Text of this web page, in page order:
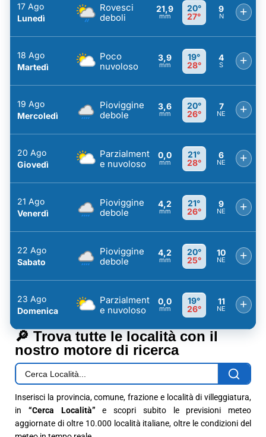
17 Ago
Lunedì
Rovesci
deboli
21,9
mm
20°
27°
9
N +
18 Ago
Martedì
Poco
nuvoloso
3,9
mm
19°
28°
4
S +
19 Ago
Mercoledì
Pioviggine
debole
3,6
mm
20°
26°
7
NE +
20 Ago
Giovedì
Parzialment
e nuvoloso
0,0
mm
21°
28°
6
NE +
21 Ago
Venerdì
Pioviggine
debole
4,2
mm
21°
26°
9
NE +
22 Ago
Sabato
Pioviggine
debole
4,2
mm
20°
25°
10
NE +
23 Ago
Domenica
Parzialment
e nuvoloso
0,0
mm
19°
26°
11
NE +
🔎 Trova tutte le località con il
nostro motore di ricerca
Inserisci la provincia, comune, frazione e località di villeggiatura,
in “Cerca Località” e scopri subito le previsioni meteo
aggiornate di oltre 10.000 località italiane, oltre le condizioni del